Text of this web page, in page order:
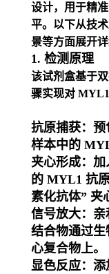
设计，用于精
平。以下从技
景等方面展开详
1. 检测原理
该试剂盒基于
骤实现对 MYL1
抗原捕获：
样本中的
夹心形成：
的 MYL1 抗
素化抗体” 夹
信号放大：
结合物通过
心复合物上。
显色反应：